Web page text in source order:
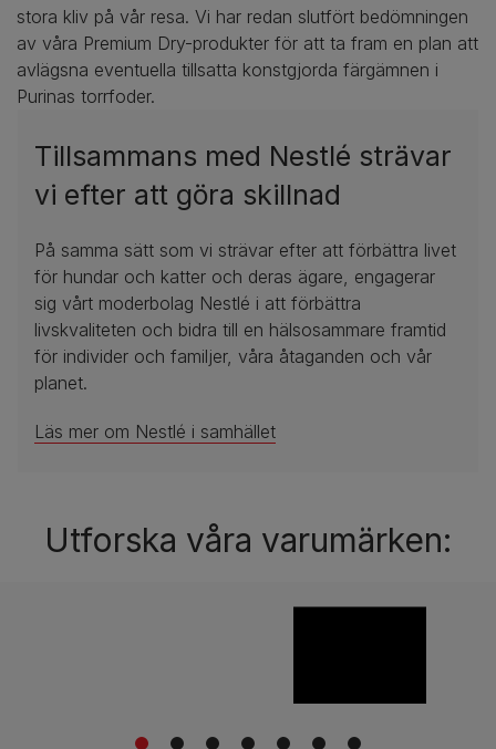
stora kliv på vår resa. Vi har redan slutfört bedömningen
av våra Premium Dry-produkter för att ta fram en plan att
avlägsna eventuella tillsatta konstgjorda färgämnen i
Purinas torrfoder.
Tillsammans med Nestlé strävar
vi efter att göra skillnad
På samma sätt som vi strävar efter att förbättra livet
för hundar och katter och deras ägare, engagerar
sig vårt moderbolag Nestlé i att förbättra
livskvaliteten och bidra till en hälsosammare framtid
för individer och familjer, våra åtaganden och vår
planet.
Läs mer om Nestlé i samhället
Utforska våra varumärken: